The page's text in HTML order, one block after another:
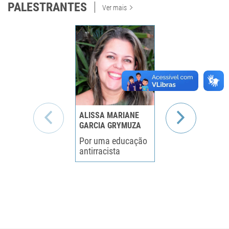
PALESTRANTES Ver mais
ALISSA MARIANE
GARCIA GRYMUZA
Por uma educação
antirracista
FABIO MAFRA
BORGES